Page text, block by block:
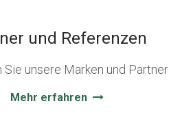
und Referenzen
Sie unsere Marken und Partner
Mehr erfahren